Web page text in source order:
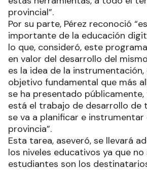
provincial”.
Por su parte, Pérez reconoció
importante de la educación
lo que, consideró, este
en valor del desarrollo del
es la idea de la instrumentación,
objetivo fundamental que más
se ha presentado
está el trabajo de desarrollo de
se va a planificar e instrumentar
provincia”.
Esta tarea, aseveró, se llevará
los niveles educativos ya que no
estudiantes son los